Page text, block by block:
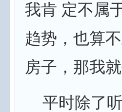
我肯 定不属
趋势，也算
房子，那我就
平时除了听